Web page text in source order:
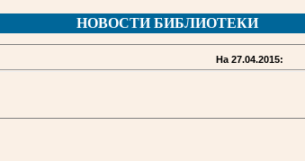
НОВОСТИ БИБЛИОТЕКИ
На 27.04.2015: